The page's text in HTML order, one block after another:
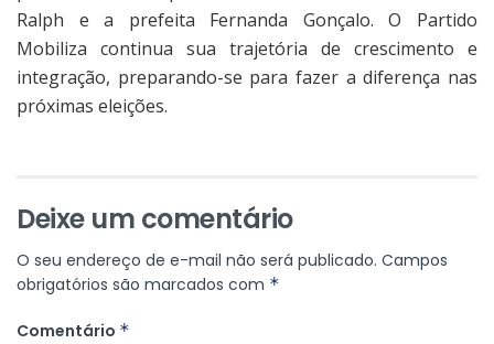
Ralph e a prefeita Fernanda Gonçalo. O Partido
Mobiliza continua sua trajetória de crescimento e
integração, preparando-se para fazer a diferença nas
próximas eleições.
Deixe um comentário
O seu endereço de e-mail não será publicado. Campos
obrigatórios são marcados com *
Comentário *